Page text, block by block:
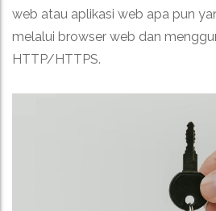
web atau aplikasi web apa pun
melalui browser web dan
HTTP/HTTPS.